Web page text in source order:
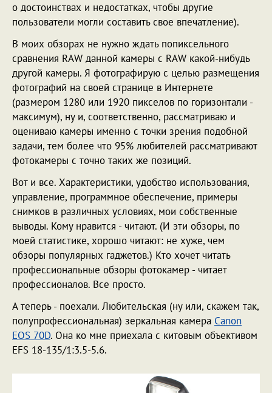
о достоинствах и недостатках, чтобы другие
пользователи могли составить свое впечатление).
В моих обзорах не нужно ждать попиксельного
сравнения RAW данной камеры с RAW какой-нибудь
другой камеры. Я фотографирую с целью размещения
фотографий на своей странице в Интернете
(размером 1280 или 1920 пикселов по горизонтали -
максимум), ну и, соответственно, рассматриваю и
оцениваю камеры именно с точки зрения подобной
задачи, тем более что 95% любителей рассматривают
фотокамеры с точно таких же позиций.
Вот и все. Характеристики, удобство использования,
управление, программное обеспечение, примеры
снимков в различных условиях, мои собственные
выводы. Кому нравится - читают. (И эти обзоры, по
моей статистике, хорошо читают: не хуже, чем
обзоры популярных гаджетов.) Кто хочет читать
профессиональные обзоры фотокамер - читает
профессионалов. Все просто.
А теперь - поехали. Любительская (ну или, скажем так,
полупрофессиональная) зеркальная камера Canon
EOS 70D. Она ко мне приехала с китовым объективом
EFS 18-135/1:3.5-5.6.